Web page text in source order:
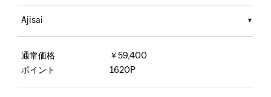
Ajisai
通常価格
￥59,400
ポイント
1620P